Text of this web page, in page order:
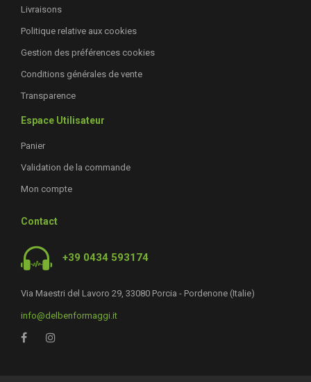
Livraisons
Politique relative aux cookies
Gestion des préférences cookies
Conditions générales de vente
Transparence
Espace Utilisateur
Panier
Validation de la commande
Mon compte
Contact
+39 0434 593174
Via Maestri del Lavoro 29, 33080 Porcia - Pordenone (Italie)
info@delbenformaggi.it